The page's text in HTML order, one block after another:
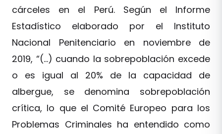
cárceles en el Perú. Según el Informe
Estadístico elaborado por el Instituto
Nacional Penitenciario en noviembre de
2019, “(…) cuando la sobrepoblación excede
o es igual al 20% de la capacidad de
albergue, se denomina sobrepoblación
crítica, lo que el Comité Europeo para los
Problemas Criminales ha entendido como